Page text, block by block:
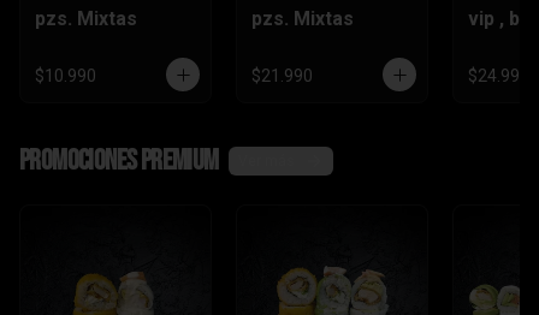
pzs. Mixtas
$10.990
pzs. Mixtas
$21.990
vip ,
$24.990
Promociones Premium